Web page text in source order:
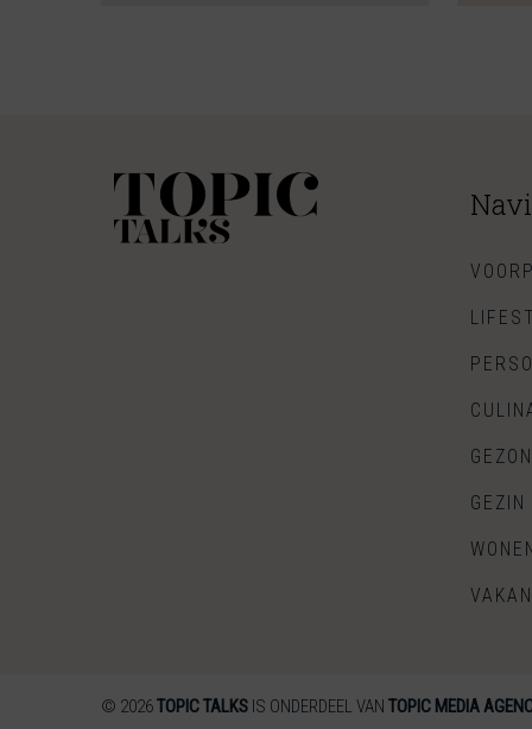
GEZIN
WONEN
© 2026TOPIC TALKS IS ONDERDEEL VAN TOPIC MEDIA